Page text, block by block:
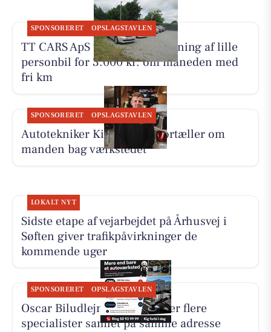
SPONSORERET OPSLAGSTAVLEN
TT CARS ApS tilbyder biludlejning af lille
personbil for 3.000 kr. om måneden med
fri km
SPONSORERET OPSLAGSTAVLEN
Autotekniker Kim Skytthe fortæller om
manden bag værkstedet
LOKALT NYT
Sidste etape af vejarbejdet på Århusvej i
Søften giver trafikpåvirkninger de
kommende uger
SPONSORERET OPSLAGSTAVLEN
Oscar Biludlejning fremhæver flere
specialister samlet på samme adresse